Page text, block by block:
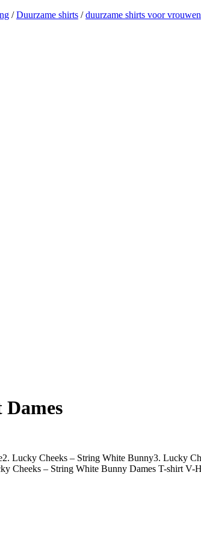
/Duurzame shirts /duurzame shirts voor vrouwen
Lucky Cheeks – String White Bunny3. Lucky
Cheeks – String White Bunny Dames T-shirt V-